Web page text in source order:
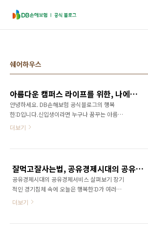
쉐어하우스
아름다운 캠퍼스 라이프를 위한, 나에게 맞는 집 찾기!
안녕하세요. DB손해보험 공식블로그의 행복
한:D입니다.신입생이라면 누구나 꿈꾸는 아름다
운 대학 생활! 대학 생활에서 가장 중요한 것 중
비교해봐요! - 기숙사 대학생이라면 한 번쯤은
꿈꾸는 기숙사 생활! 친구와 함께 방을 쓰면서 대
학생활을 마음껏 즐길 수 있기에 대학생이 되면,
기숙사 생활을 경험해보고 싶어하시는 분들이
리는 시간을 최대한 단축할 수 있다는 점이 가장
더보기
잘먹고잘사는법, 공유경제시대의 공유경제서비스 살펴보기
공유경제시대의 공유경제서비스 살펴보기 장기
적인 경기침체 속에 오늘은 행복한:D가 여러분
께 ‘잘먹고잘사는법’을 소개할까 합니다. 먼저
더보기